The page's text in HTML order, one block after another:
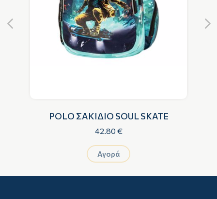
POLO ΣΑΚΙΔΙΟ SOUL SKATE
42.80 €
Αγορά